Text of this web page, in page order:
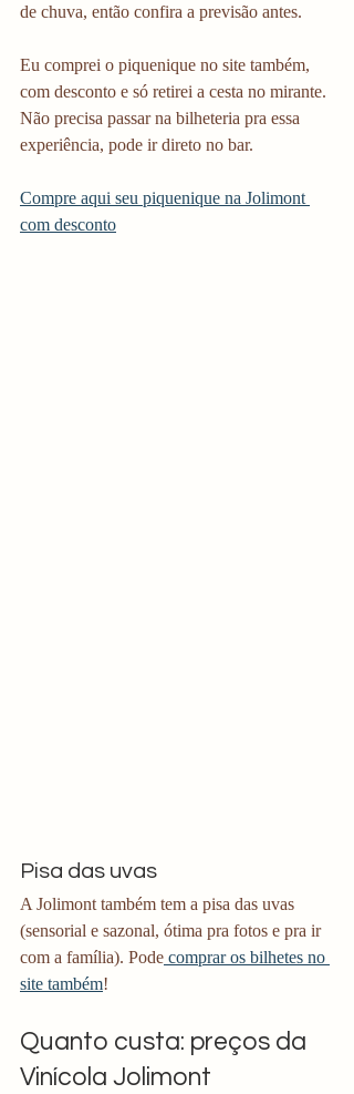
de chuva, então confira a previsão antes.
Eu comprei o piquenique no site também,
com desconto e só retirei a cesta no mirante.
Não precisa passar na bilheteria pra essa
experiência, pode ir direto no bar.
Compre aqui seu piquenique na Jolimont
com desconto
Pisa das uvas
A Jolimont também tem a pisa das uvas
(sensorial e sazonal, ótima pra fotos e pra ir
com a família). Pode comprar os bilhetes no
site também!
Quanto custa: preços da
Vinícola Jolimont